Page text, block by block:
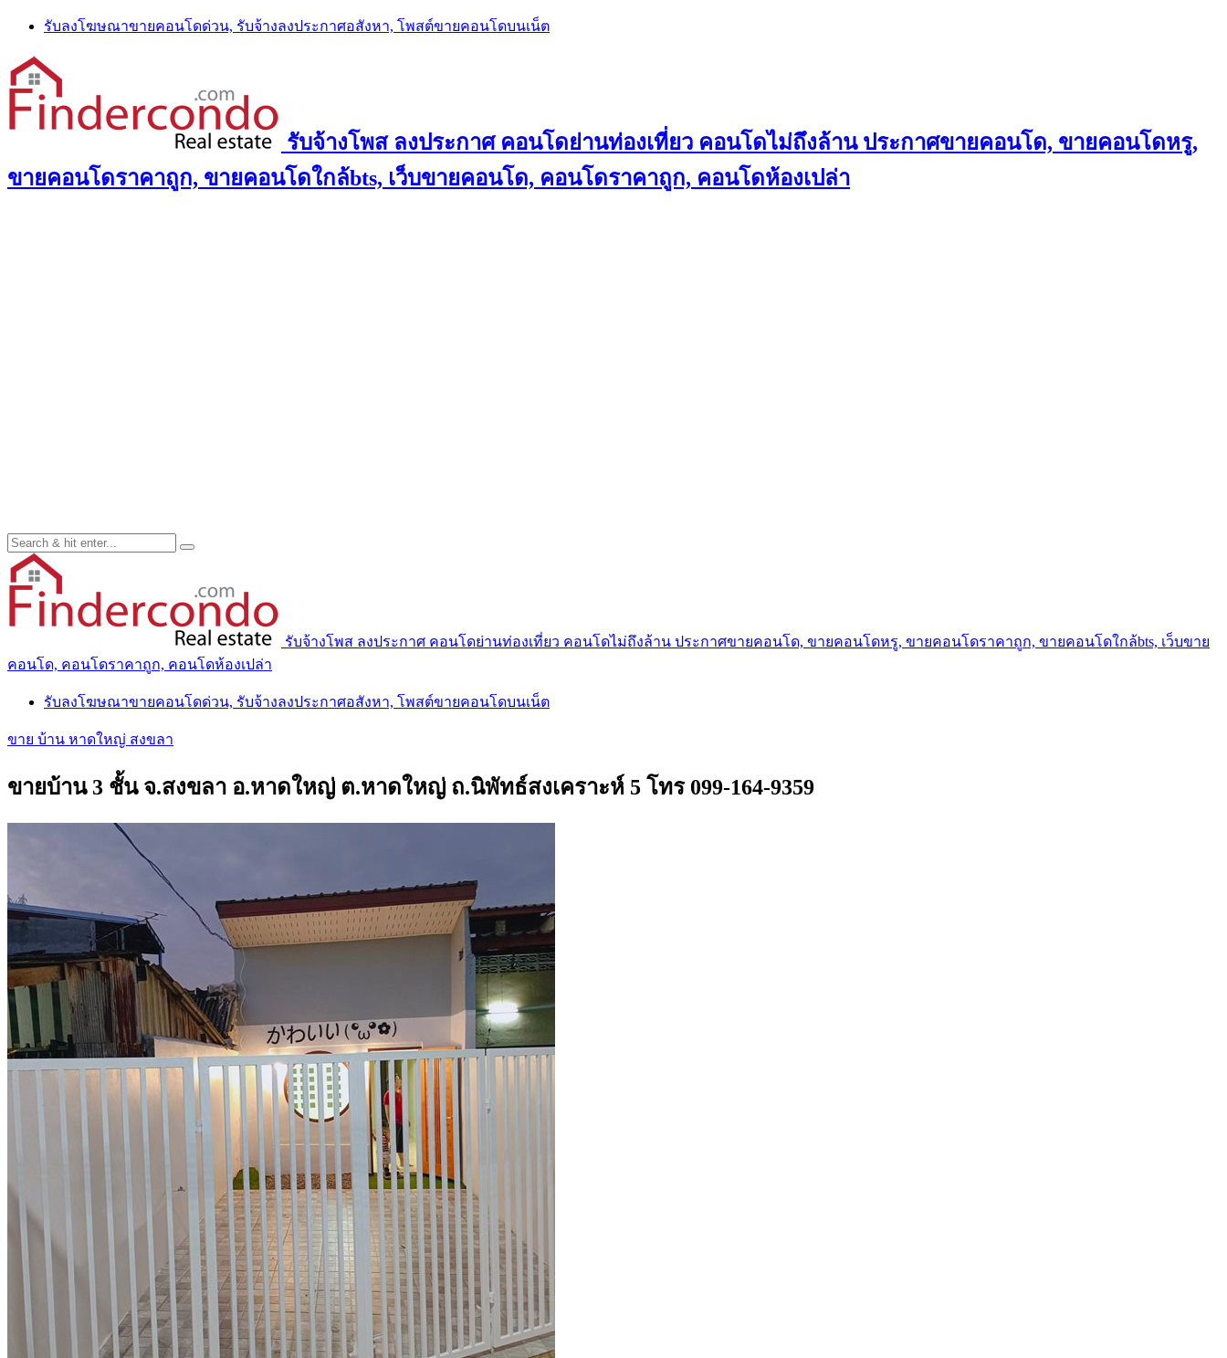
Skip
content
รับลงโฆษณาขายคอนโดด่วน, รับจ้างลงประกาศอสังหา, โพสต์ขายคอนโดบนเน็ต
รับจ้างโพส ลงประกาศ คอนโดย่านท่องเที่ยว คอนโดไม่ถึงล้าน ประกาศขายคอนโด, ขายคอนโดหรู,
ขายคอนโดราคาถูก, ขายคอนโดใกล้bts, เว็บขายคอนโด, คอนโดราคาถูก, คอนโดห้องเปล่า
รับจ้างโพส ลงประกาศ คอนโดย่านท่องเที่ยว คอนโดไม่ถึงล้าน ประกาศขายคอนโด, ขายคอนโดหรู, ขายคอนโดราคาถูก, ขายคอนโดใกล้bts, เว็บขาย
คอนโด, คอนโดราคาถูก, คอนโดห้องเปล่า
รับลงโฆษณาขายคอนโดด่วน, รับจ้างลงประกาศอสังหา, โพสต์ขายคอนโดบนเน็ต
ขาย บ้าน หาดใหญ่ สงขลา
ขายบ้าน 3 ชั้น จ.สงขลา อ.หาดใหญ่ ต.หาดใหญ่ ถ.นิพัทธ์สงเคราะห์ 5 โทร 099-164-9359